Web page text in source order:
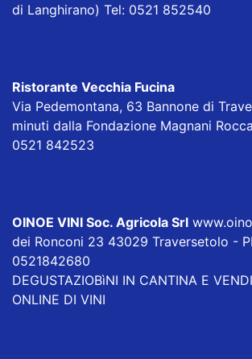
di Langhirano) Tel: 0521 852540
Ristorante Vecchia Fucina
Via Pedemontana, 63 Bannone di
minuti dalla Fondazione Magnani
0521 842523
OINOE VINI Soc. Agricola Srl
dei Ronconi 23 43029 Traversetolo -
0521842680
DEGUSTAZIOBìNI IN CANTINA E
ONLINE DI VINI